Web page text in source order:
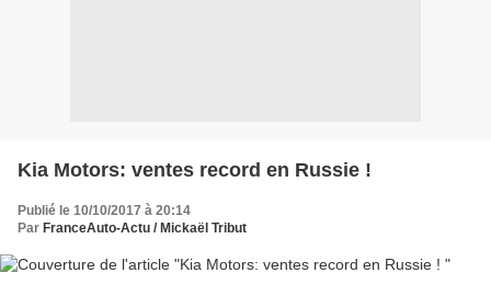
Kia Motors: ventes record en Russie !
Publié le 10/10/2017 à 20:14
Par FranceAuto-Actu / Mickaël Tribut